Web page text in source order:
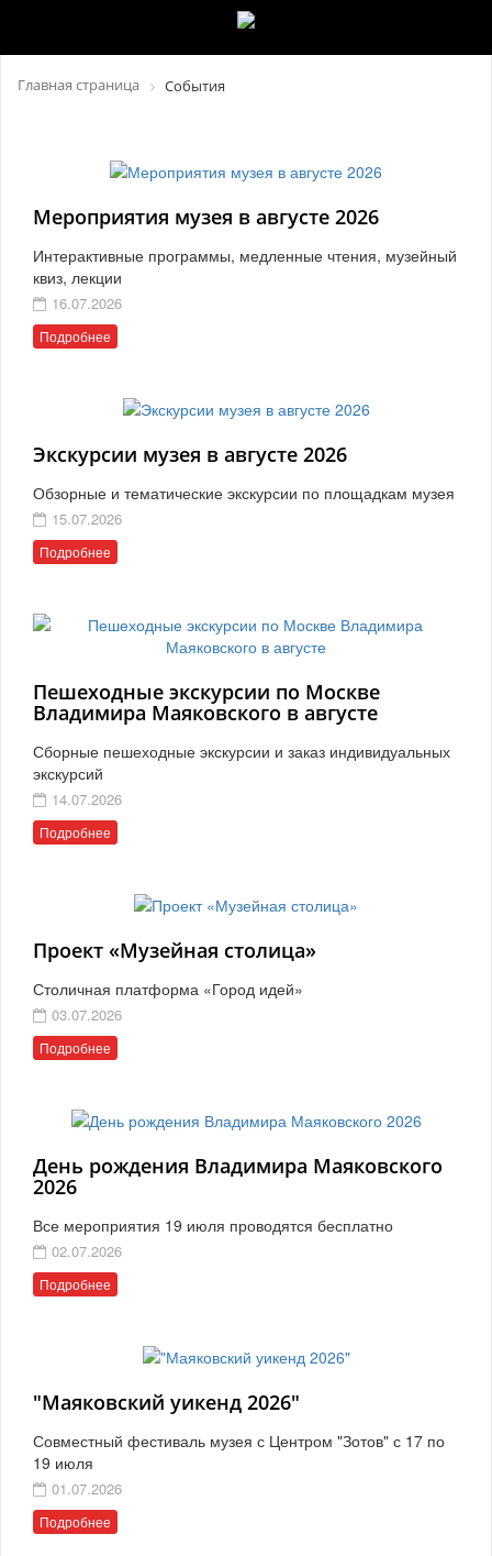
Главная страница События
Мероприятия музея в августе 2026
Интерактивные программы, медленные чтения, музейный
квиз, лекции
16.07.2026
Подробнее
Экскурсии музея в августе 2026
Обзорные и тематические экскурсии по площадкам музея
15.07.2026
Подробнее
Пешеходные экскурсии по Москве
Владимира Маяковского в августе
Сборные пешеходные экскурсии и заказ индивидуальных
экскурсий
14.07.2026
Подробнее
Проект «Музейная столица»
Столичная платформа «Город идей»
03.07.2026
Подробнее
День рождения Владимира Маяковского
2026
Все мероприятия 19 июля проводятся бесплатно
02.07.2026
Подробнее
"Маяковский уикенд 2026"
Совместный фестиваль музея с Центром "Зотов" с 17 по
19 июля
01.07.2026
Подробнее